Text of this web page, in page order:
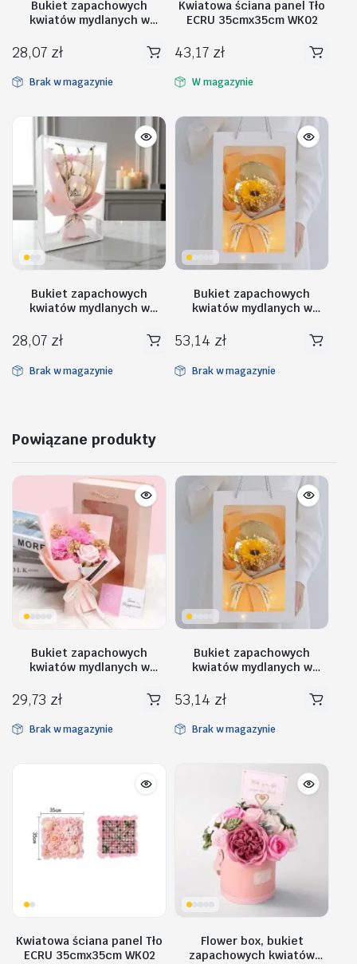
Bukiet zapachowych
kwiatów mydlanych w
świecące LED BUK15
28,07 zł
Brak w magazynie
Kwiatowa ściana panel Tło
ECRU 35cmx35cm WK02
43,17 zł
W magazynie
Bukiet zapachowych
kwiatów mydlanych w
świecące LED BUK16
28,07 zł
Brak w magazynie
Bukiet zapachowych
kwiatów mydlanych w
świecące LED – BUK14ZO
53,14 zł
Brak w magazynie
Powiązane produkty
Bukiet zapachowych
kwiatów mydlanych w
29,73 zł
Brak w magazynie
Bukiet zapachowych
kwiatów mydlanych w
świecące LED – BUK14ZO
53,14 zł
Brak w magazynie
Kwiatowa ściana panel Tło
ECRU 35cmx35cm WK02
Flower box, bukiet
zapachowych kwiatów